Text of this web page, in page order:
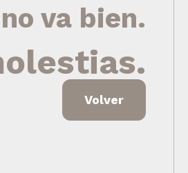
va bien.
Volver